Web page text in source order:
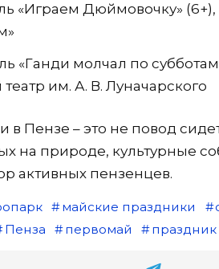
«Играем Дюймовочку»
«Ганди молчал по
им. А. В. Луначарского
в Пензе – это не повод
на природе, культурные
активных пензенцев.
майские праздники
Пенза первомай праздник